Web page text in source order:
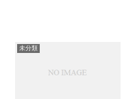
未分類